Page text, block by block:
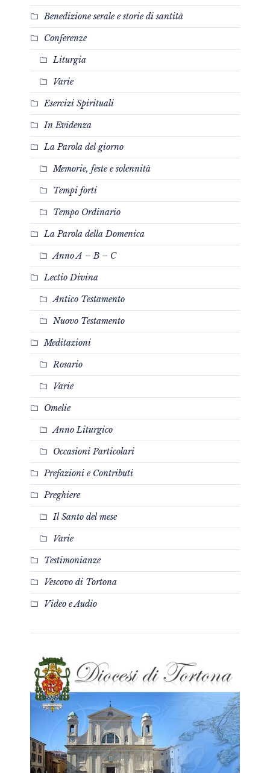
Benedizione serale e storie di santità
Conferenze
Liturgia
Varie
Esercizi Spirituali
In Evidenza
La Parola del giorno
Memorie, feste e solennità
Tempi forti
Tempo Ordinario
La Parola della Domenica
Anno A – B – C
Lectio Divina
Antico Testamento
Nuovo Testamento
Meditazioni
Rosario
Varie
Omelie
Anno Liturgico
Occasioni Particolari
Prefazioni e Contributi
Preghiere
Il Santo del mese
Varie
Testimonianze
Vescovo di Tortona
Video e Audio